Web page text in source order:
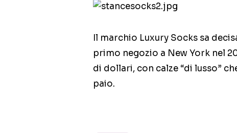
Il marchio Luxury Socks sa
primo negozio a New York nel
di dollari, con calze “di lusso”
paio.